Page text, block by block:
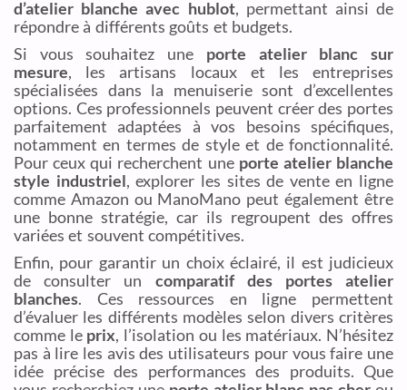
d’atelier blanche avec hublot, permettant ainsi de
répondre à différents goûts et budgets.
Si vous souhaitez une porte atelier blanc sur
mesure, les artisans locaux et les entreprises
spécialisées dans la menuiserie sont d’excellentes
options. Ces professionnels peuvent créer des portes
parfaitement adaptées à vos besoins spécifiques,
notamment en termes de style et de fonctionnalité.
Pour ceux qui recherchent une porte atelier blanche
style industriel, explorer les sites de vente en ligne
comme Amazon ou ManoMano peut également être
une bonne stratégie, car ils regroupent des offres
variées et souvent compétitives.
Enfin, pour garantir un choix éclairé, il est judicieux
de consulter un comparatif des portes atelier
blanches. Ces ressources en ligne permettent
d’évaluer les différents modèles selon divers critères
comme le prix, l’isolation ou les matériaux. N’hésitez
pas à lire les avis des utilisateurs pour vous faire une
idée précise des performances des produits. Que